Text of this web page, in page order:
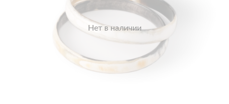
Нет в наличии